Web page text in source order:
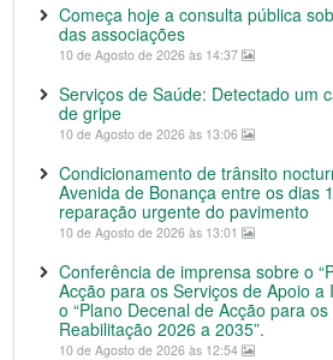
Começa hoje a consulta pública
das associações
10 de Agosto de 2026 às 14:37
Serviços de Saúde: Detectado um
de gripe
10 de Agosto de 2026 às 13:06
Condicionamento de trânsito
Avenida de Bonança entre os dias
reparação urgente do pavimento
10 de Agosto de 2026 às 13:01
Conferência de imprensa sobre o
Acção para os Serviços de Apoio a
o “Plano Decenal de Acção para
Reabilitação 2026 a 2035”.
10 de Agosto de 2026 às 12:54